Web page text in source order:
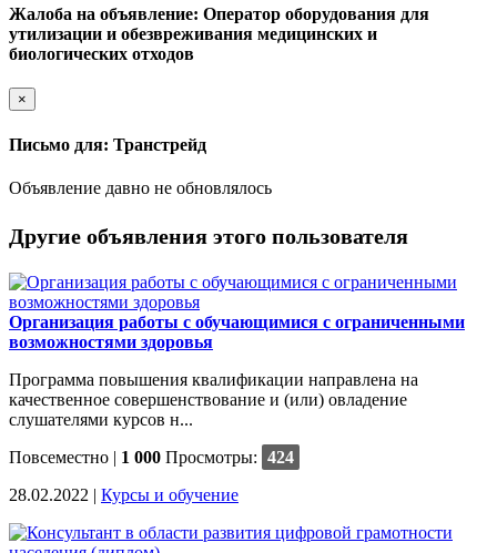
Жалоба на объявление: Оператор оборудования для
утилизации и обезвреживания медицинских и
биологических отходов
×
Письмо для: Транстрейд
Объявление давно не обновлялось
Другие объявления этого пользователя
Организация работы с обучающимися с ограниченными
возможностями здоровья
Программа повышения квалификации направлена на
качественное совершенствование и (или) овладение
слушателями курсов н...
Повсеместно | 1 000 Просмотры: 424
28.02.2022 | Курсы и обучение